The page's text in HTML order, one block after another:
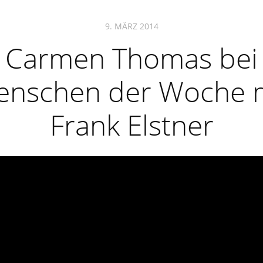
9. MÄRZ 2014
Carmen Thomas bei
der Woche
Frank Elstner